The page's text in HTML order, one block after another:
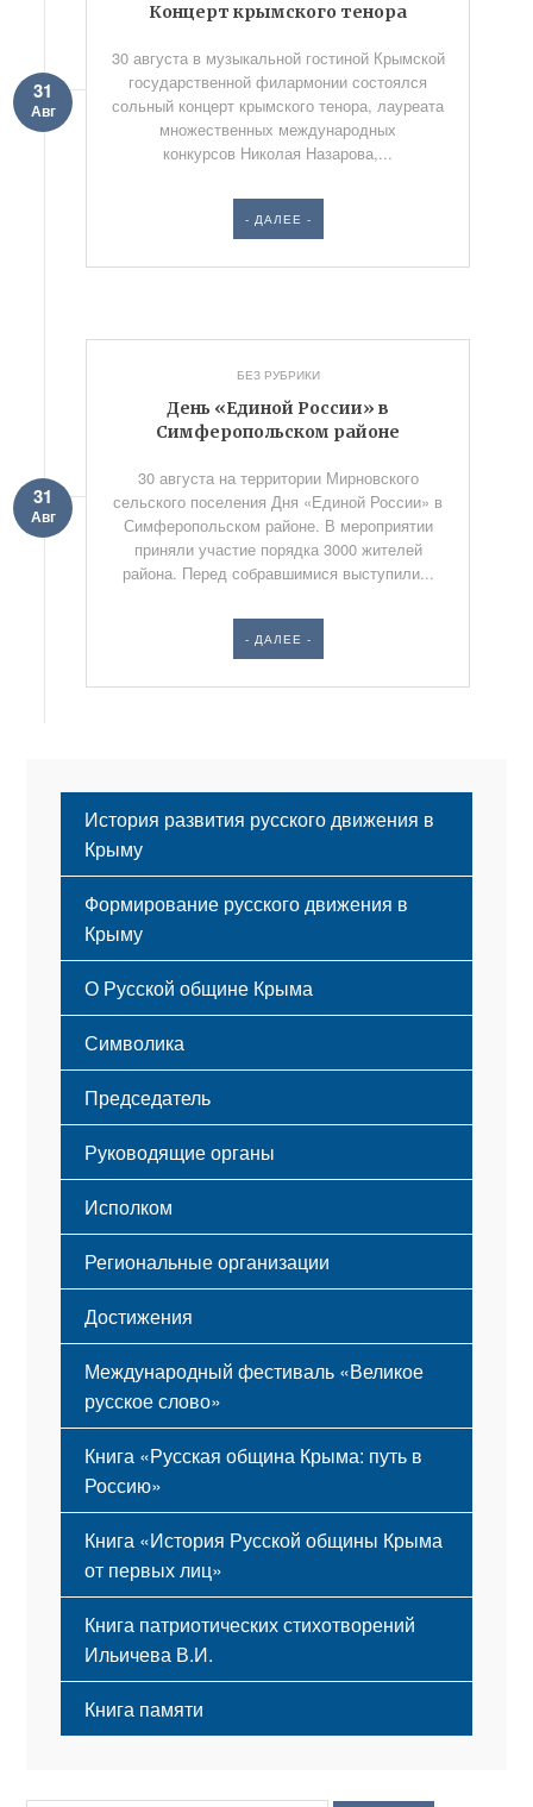
Концерт крымского тенора
31
Авг
30 августа в музыкальной гостиной Крымской
государственной филармонии состоялся
сольный концерт крымского тенора, лауреата
множественных международных
конкурсов Николая Назарова,...
- ДАЛЕЕ -
БЕЗ РУБРИКИ
День «Единой России» в
Симферопольском районе
31
Авг
30 августа на территории Мирновского
сельского поселения Дня «Единой России» в
Симферопольском районе. В мероприятии
приняли участие порядка 3000 жителей
района. Перед собравшимися выступили...
- ДАЛЕЕ -
История развития русского движения в
Крыму
Формирование русского движения в
Крыму
Русский Крым
О Русской общине Крыма
Этапы становления
Принципы деятельности
Структура
Мероприятия
Символика
Флаг
Герб
Гимн
Председатель
Руководящие органы
Исполком
Региональные организации
Достижения
Международный фестиваль «Великое
русское слово»
Книга «Русская община Крыма: путь в
Россию»
Книга «История Русской общины Крыма
от первых лиц»
Книга патриотических стихотворений
Ильичева В.И.
Книга памяти